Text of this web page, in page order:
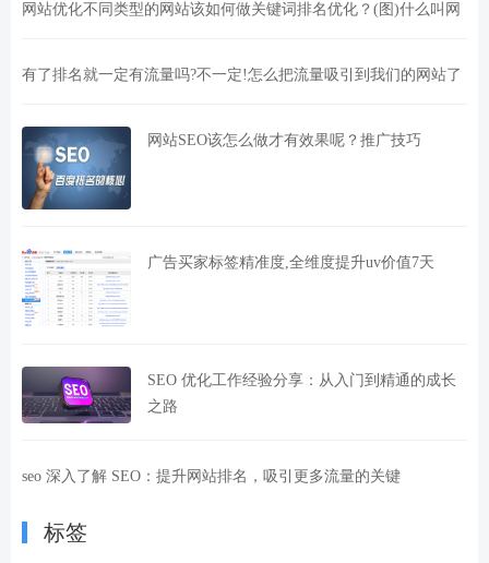
网站优化不同类型的网站该如何做关键词排名优化？(图)什么叫网
有了排名就一定有流量吗?不一定!怎么把流量吸引到我们的网站了
网站SEO该怎么做才有效果呢？推广技巧
广告买家标签精准度,全维度提升uv价值7天
SEO 优化工作经验分享：从入门到精通的成长
之路
seo 深入了解 SEO：提升网站排名，吸引更多流量的关键
标签